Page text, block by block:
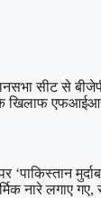
सीट से
खिलाफ
नारे लगाए गए,